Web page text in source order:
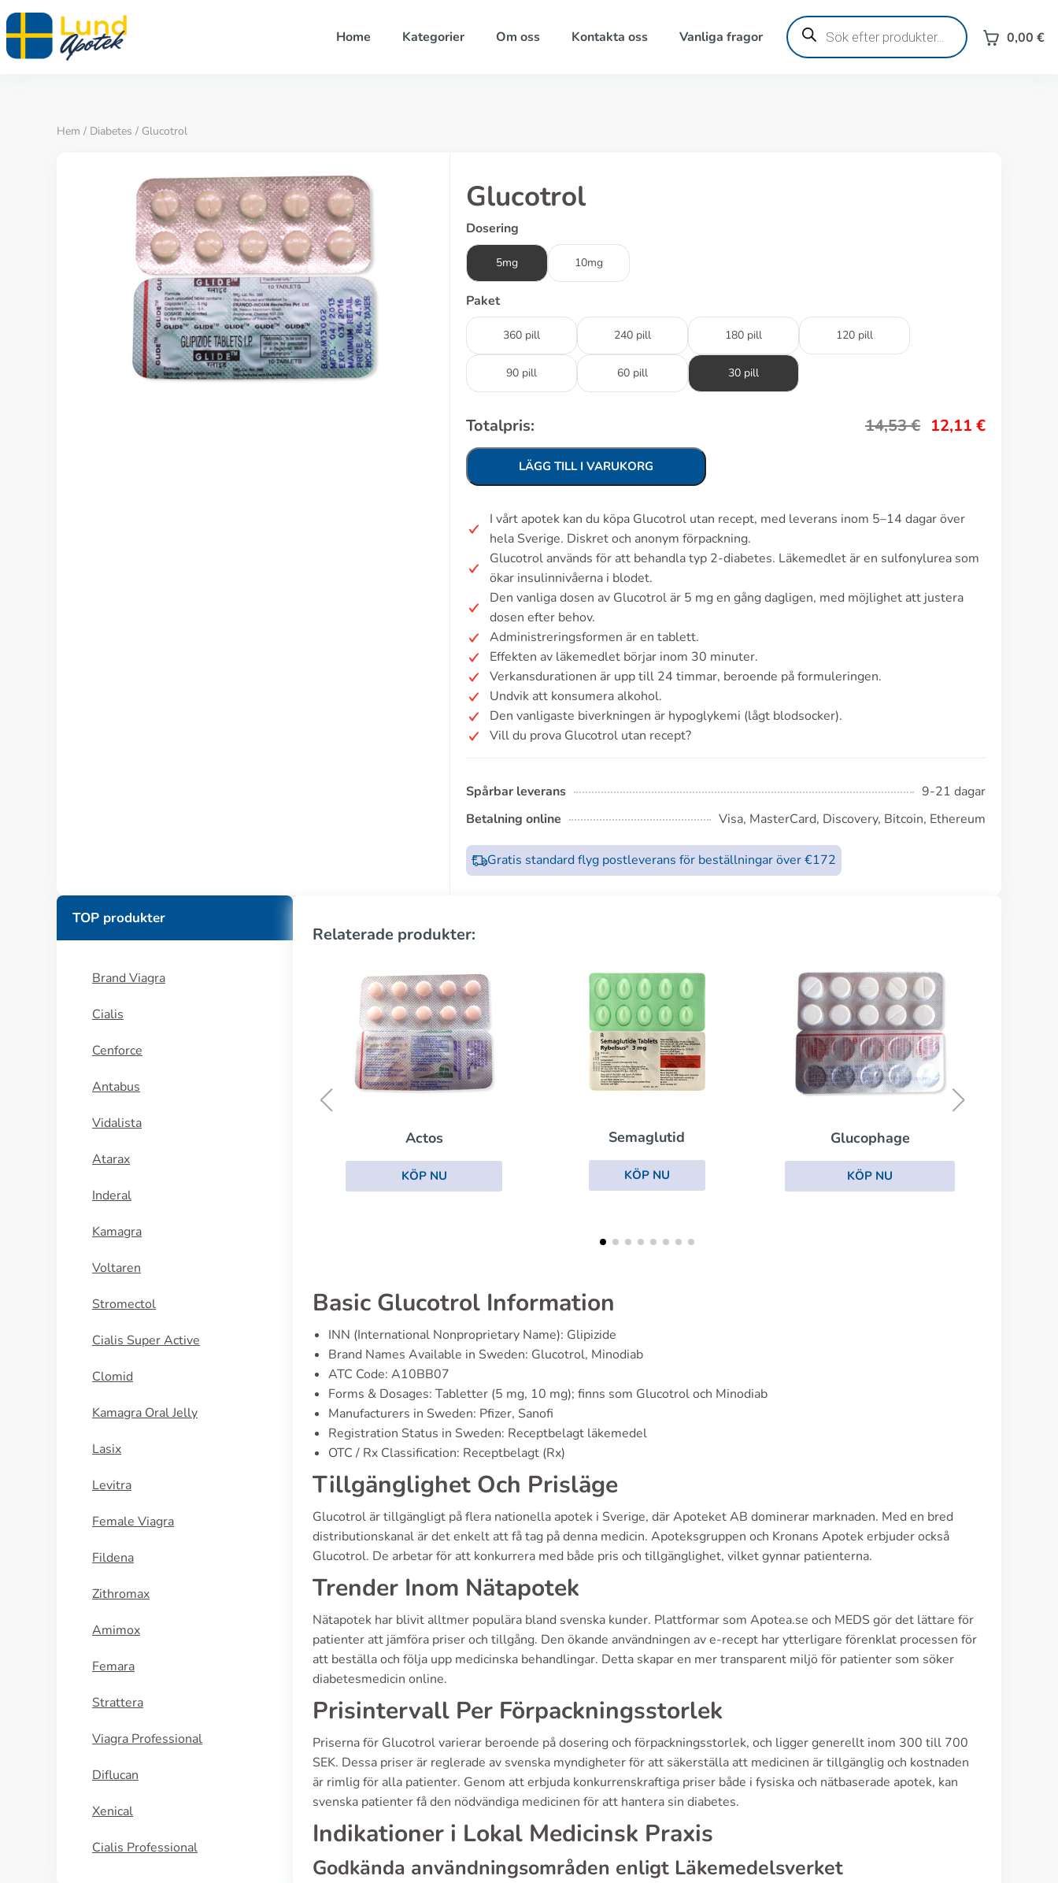
Home Kategorier Om oss Kontakta oss Vanliga fragor
Produktsökning
0,00 €
Hem / Diabetes / Glucotrol
Glucotrol
Dosering
5mg 10mg
Paket
360 pill 240 pill 180 pill 120 pill
90 pill 60 pill 30 pill
Totalpris: 14,53€ 12,11 €
LÄGG TILL I VARUKORG
I vårt apotek kan du köpa Glucotrol utan recept, med leverans inom 5–14 dagar över
hela Sverige. Diskret och anonym förpackning.
Glucotrol används för att behandla typ 2-diabetes. Läkemedlet är en sulfonylurea som
ökar insulinnivåerna i blodet.
Den vanliga dosen av Glucotrol är 5 mg en gång dagligen, med möjlighet att justera
dosen efter behov.
Administreringsformen är en tablett.
Effekten av läkemedlet börjar inom 30 minuter.
Verkansdurationen är upp till 24 timmar, beroende på formuleringen.
Undvik att konsumera alkohol.
Den vanligaste biverkningen är hypoglykemi (lågt blodsocker).
Vill du prova Glucotrol utan recept?
Spårbar leverans
9-21 dagar
Betalning online
Visa, MasterCard, Discovery, Bitcoin, Ethereum
Gratis standard flyg postleverans för beställningar över €172
TOP produkter
Brand Viagra
Cialis
Cenforce
Antabus
Vidalista
Atarax
Inderal
Kamagra
Voltaren
Stromectol
Cialis Super Active
Clomid
Kamagra Oral Jelly
Lasix
Levitra
Female Viagra
Fildena
Zithromax
Amimox
Femara
Strattera
Viagra Professional
Diflucan
Xenical
Cialis Professional
Relaterade produkter:
Semaglutid
KÖP NU
Glucophage
KÖP NU
Micronase
Basic Glucotrol Information
INN (International Nonproprietary Name): Glipizide
Brand Names Available in Sweden: Glucotrol, Minodiab
ATC Code: A10BB07
Forms & Dosages: Tabletter (5 mg, 10 mg); finns som Glucotrol och Minodiab
Manufacturers in Sweden: Pfizer, Sanofi
Registration Status in Sweden: Receptbelagt läkemedel
OTC / Rx Classification: Receptbelagt (Rx)
Tillgänglighet Och Prisläge
Glucotrol är tillgängligt på flera nationella apotek i Sverige, där Apoteket AB dominerar marknaden. Med en bred
distributionskanal är det enkelt att få tag på denna medicin. Apoteksgruppen och Kronans Apotek erbjuder också
Glucotrol. De arbetar för att konkurrera med både pris och tillgänglighet, vilket gynnar patienterna.
Trender Inom Nätapotek
Nätapotek har blivit alltmer populära bland svenska kunder. Plattformar som Apotea.se och MEDS gör det lättare för
patienter att jämföra priser och tillgång. Den ökande användningen av e-recept har ytterligare förenklat processen för
att beställa och följa upp medicinska behandlingar. Detta skapar en mer transparent miljö för patienter som söker
diabetesmedicin online.
Prisintervall Per Förpackningsstorlek
Priserna för Glucotrol varierar beroende på dosering och förpackningsstorlek, och ligger generellt inom 300 till 700
SEK. Dessa priser är reglerade av svenska myndigheter för att säkerställa att medicinen är tillgänglig och kostnaden
är rimlig för alla patienter. Genom att erbjuda konkurrenskraftiga priser både i fysiska och nätbaserade apotek, kan
svenska patienter få den nödvändiga medicinen för att hantera sin diabetes.
Indikationer i Lokal Medicinsk Praxis
Godkända användningsområden enligt Läkemedelsverket